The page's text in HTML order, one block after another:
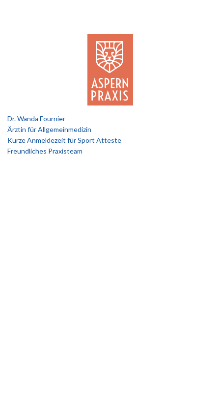
Dr. Wanda Fournier
Ärztin für Allgemeinmedizin
Kurze Anmeldezeit für Sport Atteste
Freundliches Praxisteam